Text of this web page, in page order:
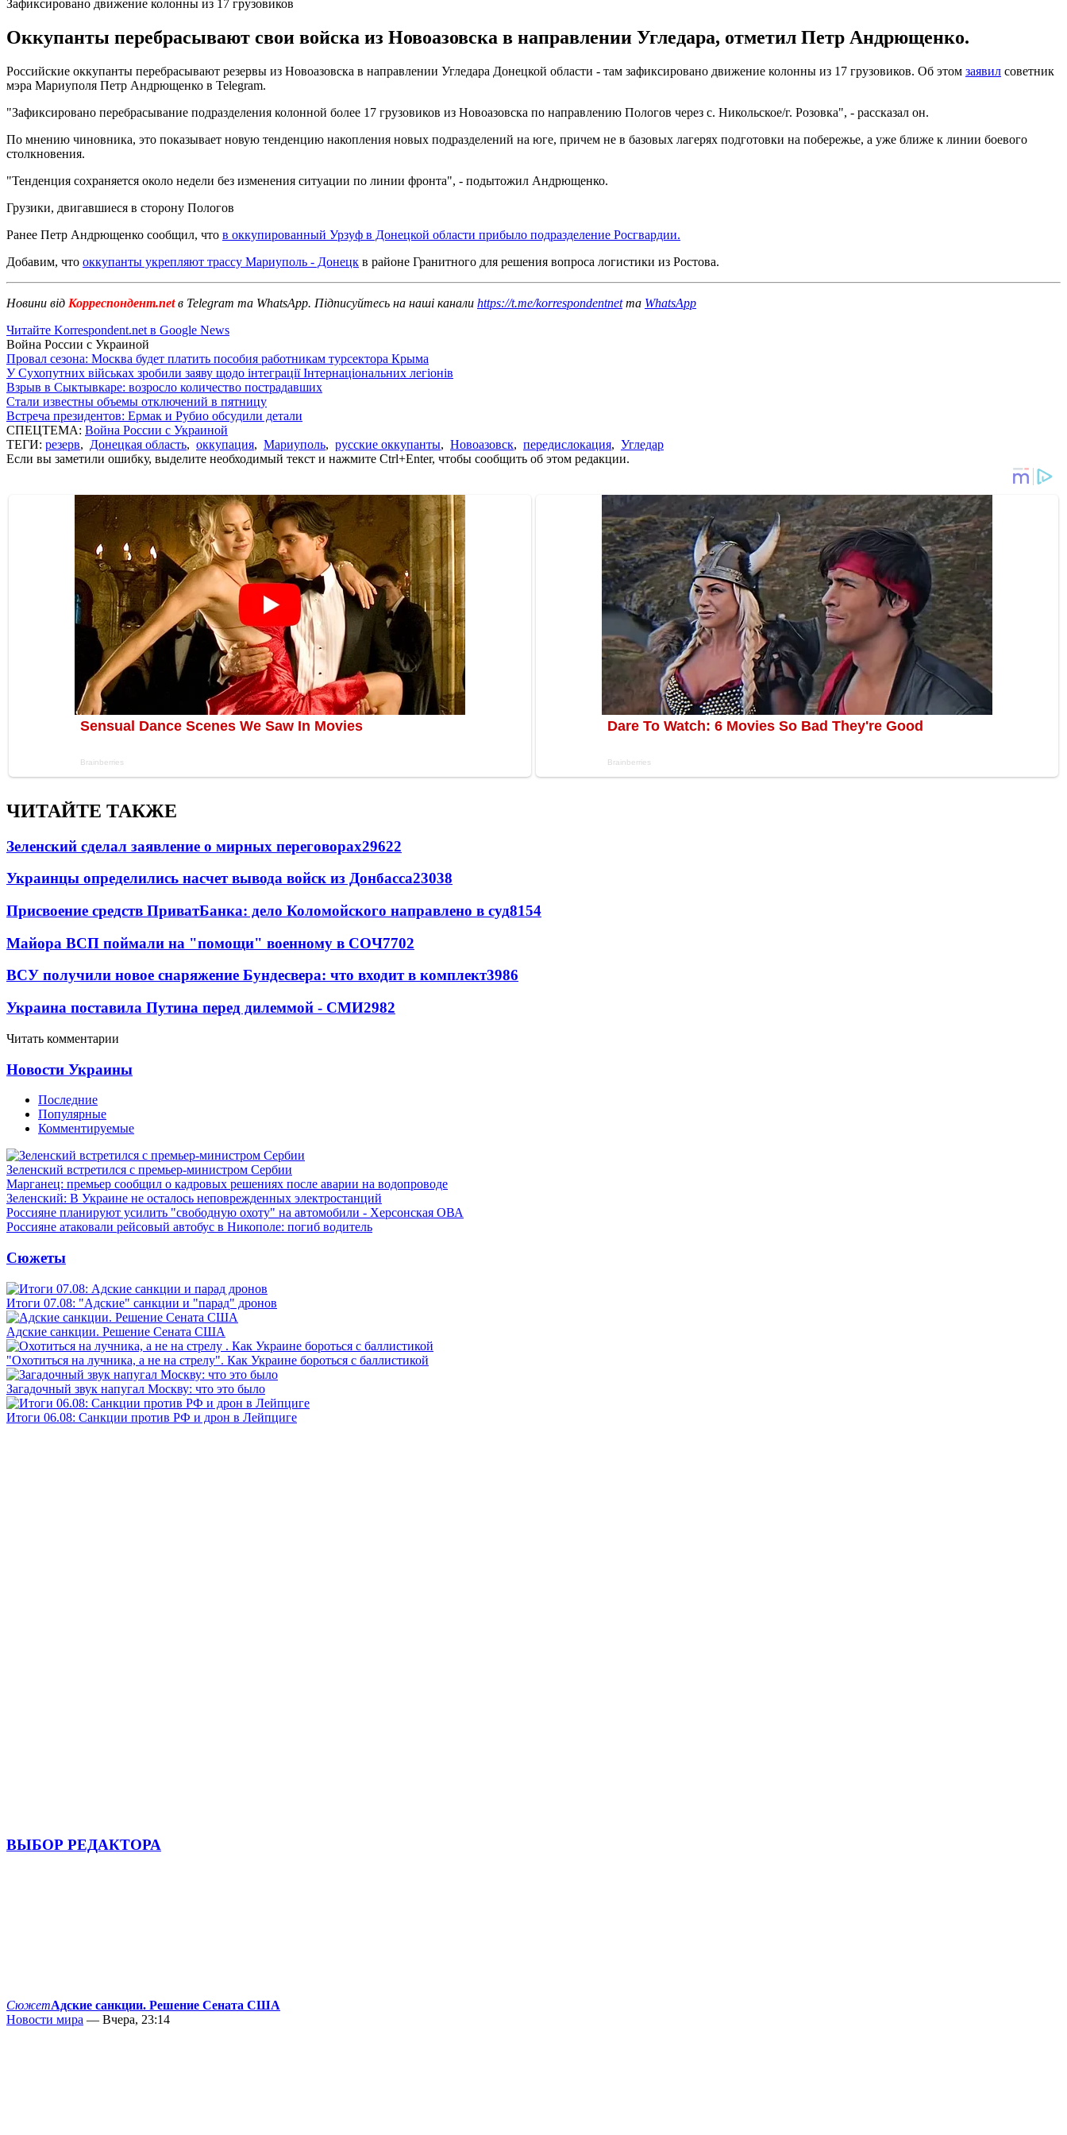
Зафиксировано движение колонны из 17 грузовиков
Оккупанты перебрасывают свои войска из Новоазовска в направлении Угледара, отметил Петр Андрющенко.
Российские оккупанты перебрасывают резервы из Новоазовска в направлении Угледара Донецкой области - там зафиксировано движение колонны из 17 грузовиков. Об этом заявил советник
мэра Мариуполя Петр Андрющенко в Telegram.
"Зафиксировано перебрасывание подразделения колонной более 17 грузовиков из Новоазовска по направлению Пологов через с. Никольское/г. Розовка", - рассказал он.
По мнению чиновника, это показывает новую тенденцию накопления новых подразделений на юге, причем не в базовых лагерях подготовки на побережье, а уже ближе к линии боевого
столкновения.
"Тенденция сохраняется около недели без изменения ситуации по линии фронта", - подытожил Андрющенко.
Грузики, двигавшиеся в сторону Пологов
Ранее Петр Андрющенко сообщил, что в оккупированный Урзуф в Донецкой области прибыло подразделение Росгвардии.
Добавим, что оккупанты укрепляют трассу Мариуполь - Донецк в районе Гранитного для решения вопроса логистики из Ростова.
Новини від Корреспондент.netв Telegram та WhatsApp. Підписуйтесь на наші канали https://t.me/korrespondentnetта WhatsApp
Читайте Korrespondent.net в Google News
Война России с Украиной
Провал сезона: Москва будет платить пособия работникам турсектора Крыма
У Сухопутних військах зробили заяву щодо інтеграції Інтернаціональних легіонів
Взрыв в Сыктывкаре: возросло количество пострадавших
Стали известны объемы отключений в пятницу
Встреча президентов: Ермак и Рубио обсудили детали
СПЕЦТЕМА: Война России с Украиной
ТЕГИ: резерв, Донецкая область, оккупация, Мариуполь, русские оккупанты, Новоазовск, передислокация, Угледар
Если вы заметили ошибку, выделите необходимый текст и нажмите Ctrl+Enter, чтобы сообщить об этом редакции.
ЧИТАЙТЕ ТАКЖЕ
Зеленский сделал заявление о мирных переговорах29622
Украинцы определились насчет вывода войск из Донбасса23038
Присвоение средств ПриватБанка: дело Коломойского направлено в суд8154
Майора ВСП поймали на "помощи" военному в СОЧ7702
ВСУ получили новое снаряжение Бундесвера: что входит в комплект3986
Украина поставила Путина перед дилеммой - СМИ2982
Читать комментарии
Новости Украины
Последние
Популярные
Комментируемые
Зеленский встретился с премьер-министром Сербии
Марганец: премьер сообщил о кадровых решениях после аварии на водопроводе
Зеленский: В Украине не осталось неповрежденных электростанций
Россияне планируют усилить "свободную охоту" на автомобили - Херсонская ОВА
Россияне атаковали рейсовый автобус в Никополе: погиб водитель
Сюжеты
Итоги 07.08: "Адские" санкции и "парад" дронов
Адские санкции. Решение Сената США
"Охотиться на лучника, а не на стрелу". Как Украине бороться с баллистикой
Загадочный звук напугал Москву: что это было
Итоги 06.08: Санкции против РФ и дрон в Лейпциге
ВЫБОР РЕДАКТОРА
СюжетАдские санкции. Решение Сената США
Новости мира — Вчера, 23:14